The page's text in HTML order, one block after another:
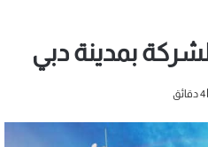
بمدينة دبي